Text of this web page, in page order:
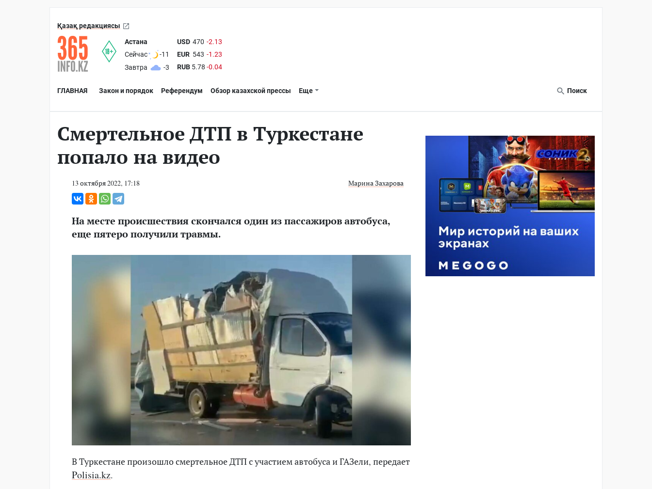
Қазақ редакциясы
Астана
Сейчас
-11
Завтра
-3
USD 470 -2.13
EUR 543 -1.23
RUB 5.78 -0.04
ГЛАВНАЯ Закон и порядок Референдум Обзор казахской прессы Еще Поиск
Смертельное ДТП в Туркестане
попало на видео
13 октября 2022, 17:18 Марина Захарова
На месте происшествия скончался один из пассажиров автобуса,
еще пятеро получили травмы.
В Туркестане произошло смертельное ДТП с участием автобуса и ГАЗели, передает
Polisia.kz.